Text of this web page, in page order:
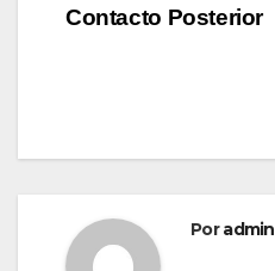
Contacto Posterior
Poradmin